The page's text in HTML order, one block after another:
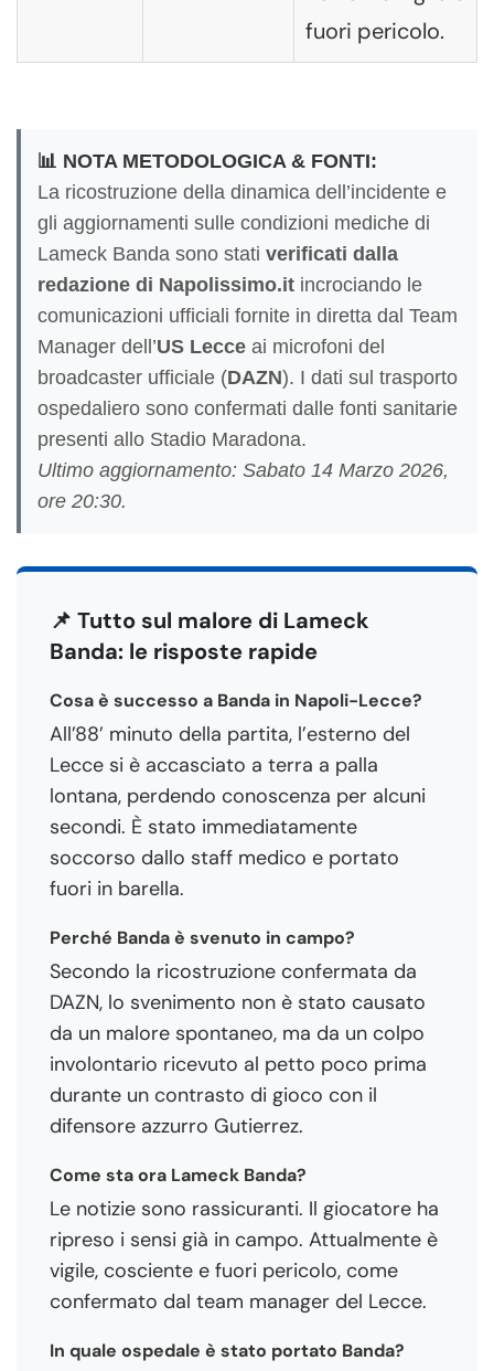
fuori pericolo.
📊 NOTA METODOLOGICA & FONTI:
La ricostruzione della dinamica dell’incidente e
gli aggiornamenti sulle condizioni mediche di
Lameck Banda sono stati verificati dalla
redazione di Napolissimo.it incrociando le
comunicazioni ufficiali fornite in diretta dal Team
Manager dell’US Lecce ai microfoni del
broadcaster ufficiale (DAZN). I dati sul trasporto
ospedaliero sono confermati dalle fonti sanitarie
presenti allo Stadio Maradona.
Ultimo aggiornamento: Sabato 14 Marzo 2026,
ore 20:30.
📌 Tutto sul malore di Lameck
Banda: le risposte rapide
Cosa è successo a Banda in Napoli-Lecce?
All’88’ minuto della partita, l’esterno del
Lecce si è accasciato a terra a palla
lontana, perdendo conoscenza per alcuni
secondi. È stato immediatamente
soccorso dallo staff medico e portato
fuori in barella.
Perché Banda è svenuto in campo?
Secondo la ricostruzione confermata da
DAZN, lo svenimento non è stato causato
da un malore spontaneo, ma da un colpo
involontario ricevuto al petto poco prima
durante un contrasto di gioco con il
difensore azzurro Gutierrez.
Come sta ora Lameck Banda?
Le notizie sono rassicuranti. Il giocatore ha
ripreso i sensi già in campo. Attualmente è
vigile, cosciente e fuori pericolo, come
confermato dal team manager del Lecce.
In quale ospedale è stato portato Banda?